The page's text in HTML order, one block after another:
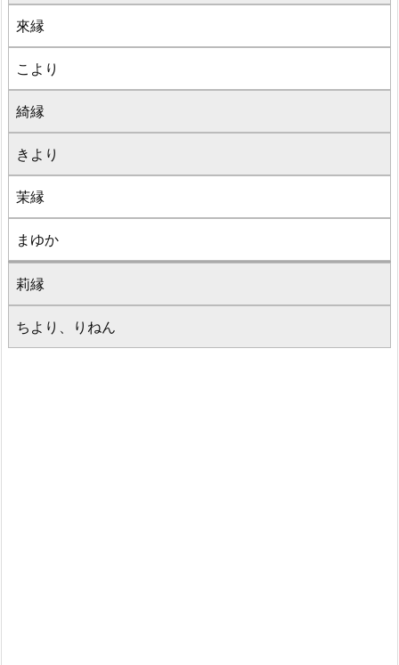
來縁
こより
綺縁
きより
茉縁
まゆか
莉縁
ちより、りねん